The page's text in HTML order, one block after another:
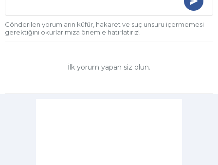
Gönderilen yorumların küfür, hakaret ve suç unsuru içermemesi
gerektiğini okurlarımıza önemle hatırlatırız!
İlk yorum yapan siz olun.